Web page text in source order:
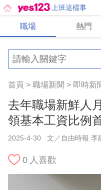
上班這檔事
職場 熱門
首頁 > 職場新聞 > 即時新
去年職場新鮮人
領基本工資比例
2025-4-30 文／自由時報 李
0 人喜歡